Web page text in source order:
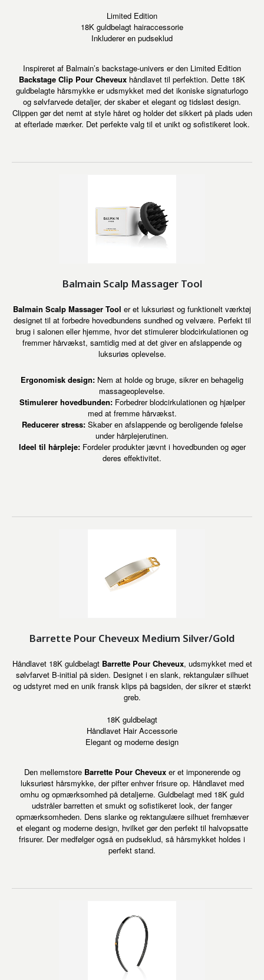
Limited Edition
18K guldbelagt hairaccessorie
Inkluderer en pudseklud
Inspireret af Balmain’s backstage-univers er den Limited Edition
Backstage Clip Pour Cheveux håndlavet til perfektion. Dette 18K
guldbelagte hårsmykke er udsmykket med det ikoniske signaturlogo
og sølvfarvede detaljer, der skaber et elegant og tidsløst design.
Clippen gør det nemt at style håret og holder det sikkert på plads uden
at efterlade mærker. Det perfekte valg til et unikt og sofistikeret look.
Balmain Scalp Massager Tool
Balmain Scalp Massager Tool er et luksuriøst og funktionelt værktøj
designet til at forbedre hovedbundens sundhed og velvære. Perfekt til
brug i salonen eller hjemme, hvor det stimulerer blodcirkulationen og
fremmer hårvækst, samtidig med at det giver en afslappende og
luksuriøs oplevelse.
Ergonomisk design: Nem at holde og bruge, sikrer en behagelig
massageoplevelse.
Stimulerer hovedbunden:Forbedrer blodcirkulationen og hjælper
med at fremme hårvækst.
Reducerer stress:Skaber en afslappende og beroligende følelse
under hårplejerutinen.
Ideel til hårpleje:Fordeler produkter jævnt i hovedbunden og øger
deres effektivitet.
Barrette Pour Cheveux Medium Silver/Gold
Håndlavet 18K guldbelagt Barrette Pour Cheveux, udsmykket med et
sølvfarvet B-initial på siden. Designet i en slank, rektangulær silhuet
og udstyret med en unik fransk klips på bagsiden, der sikrer et stærkt
greb.
18K guldbelagt
Håndlavet Hair Accessorie
Elegant og moderne design
Den mellemstore Barrette Pour Cheveuxer et imponerende og
luksuriøst hårsmykke, der pifter enhver frisure op. Håndlavet med
omhu og opmærksomhed på detaljerne. Guldbelagt med 18K guld
udstråler barretten et smukt og sofistikeret look, der fanger
opmærksomheden. Dens slanke og rektangulære silhuet fremhæver
et elegant og moderne design, hvilket gør den perfekt til halvopsatte
frisurer. Der medfølger også en pudseklud, så hårsmykket holdes i
perfekt stand.